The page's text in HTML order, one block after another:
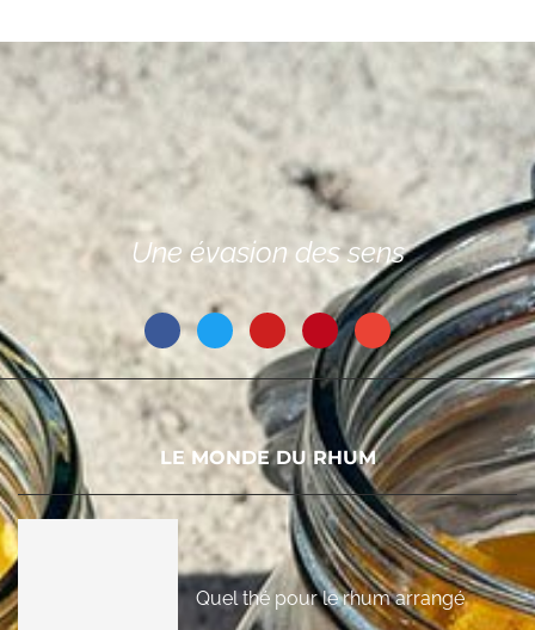
Une évasion des sens
LE MONDE DU RHUM
Quel thé pour le rhum arrangé